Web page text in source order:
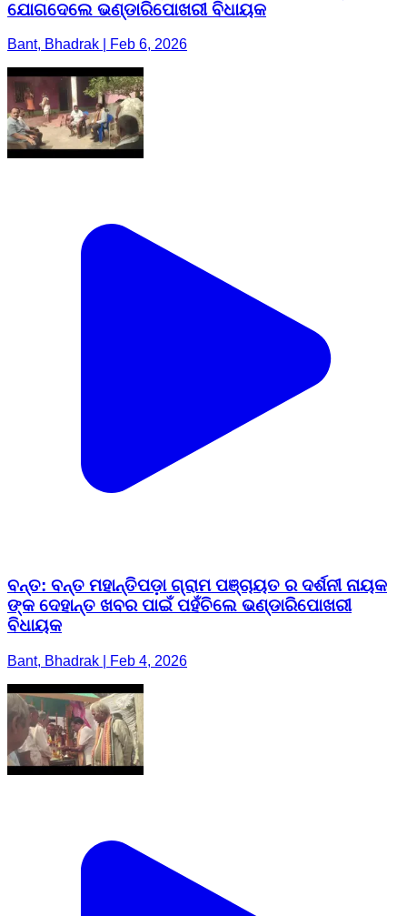
ଯୋଗଦେଲେ ଭଣ୍ଡାରିପୋଖରୀ ବିଧାୟକ
Bant, Bhadrak | Feb 6, 2026
ବନ୍ତ: ବନ୍ତ ମହାନ୍ତିପଡ଼ା ଗ୍ରାମ ପଞ୍ଚାୟତ ର ଦର୍ଶନୀ ନାୟକ
ଙ୍କ ଦେହାନ୍ତ ଖବର ପାଇଁ ପହଁଚିଲେ ଭଣ୍ଡାରିପୋଖରୀ
ବିଧାୟକ
Bant, Bhadrak | Feb 4, 2026